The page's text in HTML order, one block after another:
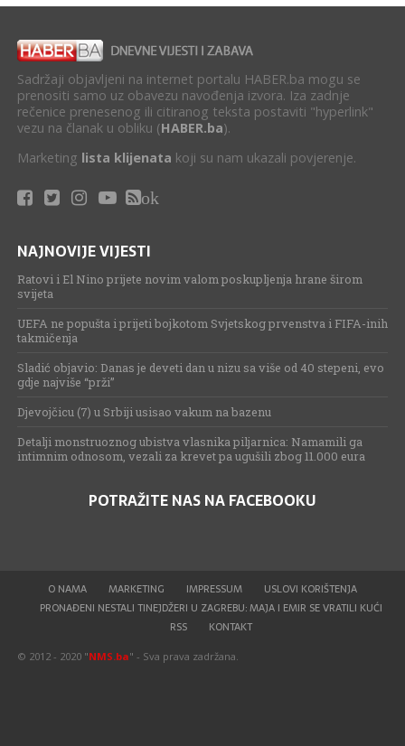
Sadržaji objavljeni na internet portalu HABER.ba mogu se
prenositi samo uz obavezu navođenja izvora. Iza zadnje
rečenice prenesenog ili citiranog teksta postaviti "hyperlink"
vezu na članak u obliku (HABER.ba).
Marketing lista klijenata koji su nam ukazali povjerenje.
ok
NAJNOVIJE VIJESTI
Ratovi i El Nino prijete novim valom poskupljenja hrane širom
svijeta
UEFA ne popušta i prijeti bojkotom Svjetskog prvenstva i FIFA-inih
takmičenja
Sladić objavio: Danas je deveti dan u nizu sa više od 40 stepeni, evo
gdje najviše “prži”
Djevojčicu (7) u Srbiji usisao vakum na bazenu
Detalji monstruoznog ubistva vlasnika piljarnica: Namamili ga
intimnim odnosom, vezali za krevet pa ugušili zbog 11.000 eura
POTRAŽITE NAS NA FACEBOOKU
O NAMA MARKETING IMPRESSUM
USLOVI KORIŠTENJA
PRONAĐENI NESTALI TINEJDŽERI U ZAGREBU: MAJA I EMIR SE VRATILI KUĆI
RSS
KONTAKT
© 2012 - 2020 "NMS.ba" - Sva prava zadržana.